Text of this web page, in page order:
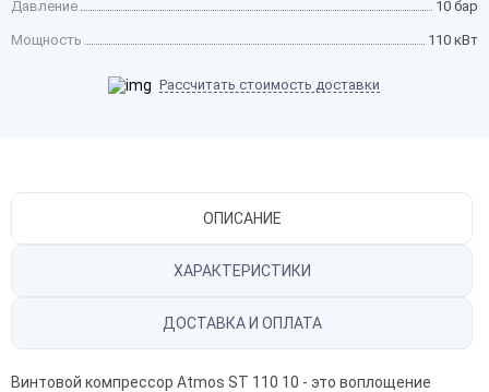
Давление 10 бар
Мощность 110 кВт
Рассчитать стоимость доставки
ОПИСАНИЕ
ХАРАКТЕРИСТИКИ
ДОСТАВКА И ОПЛАТА
Винтовой компрессор Atmos ST 110 10 - это воплощение